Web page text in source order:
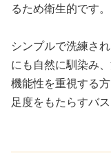
るため衛生的です。
シンプルで洗練さ
にも自然に馴染み
機能性を重視する
足度をもたらすバ